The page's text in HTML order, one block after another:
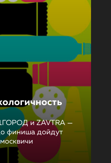
и ZAVTRA —
финиша дойдут